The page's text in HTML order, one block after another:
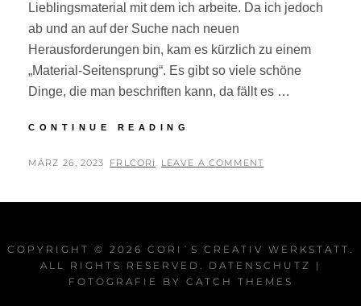
Lieblingsmaterial mit dem ich arbeite. Da ich jedoch
ab und an auf der Suche nach neuen
Herausforderungen bin, kam es kürzlich zu einem
„Material-Seitensprung“. Es gibt so viele schöne
Dinge, die man beschriften kann, da fällt es …
CONTINUE READING
KUNST
POSTED
MÄRZ 26, 2023 BY
FRLCORI LEAVE A COMMENT
COPYRIGHT © 2026 CORI`S CREATIV WERKSTATT .
ALL RIGHTS RESERVED. DATENSCHUTZ
|
FOTOGRAFIE BY CATCH THEMES